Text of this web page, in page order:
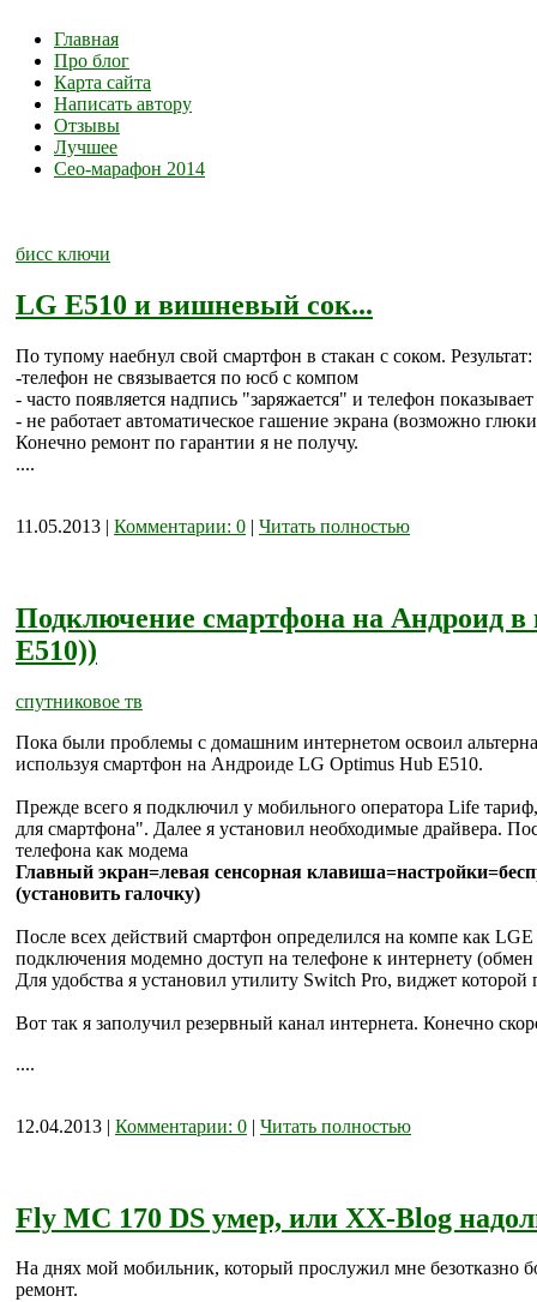
Главная
Про блог
Карта сайта
Написать автору
Отзывы
Лучшее
Сео-марафон 2014
бисс ключи
LG E510 и вишневый сок...
По тупому наебнул свой смартфон в стакан с соком. Результат:
-телефон не связывается по юсб с компом
- часто появляется надпись "заряжается" и телефон показывает
- не работает автоматическое гашение экрана (возможно
Конечно ремонт по гарантии я не получу.
....
11.05.2013 | Комментарии: 0 | Читать полностью
Подключение смартфона на Андроид
E510))
спутниковое тв
Пока были проблемы с домашним интернетом освоил
используя смартфон на Андроиде LG Optimus Hub E510.
Прежде всего я подключил у мобильного оператора Life
для смартфона". Далее я установил необходимые драйвера.
телефона как модема
Главный экран=левая сенсорная
(установить галочку)
После всех действий смартфон определился на компе как
подключения модемно доступ на телефоне к интернету
Для удобства я установил утилиту Switch Pro, виджет
Вот так я заполучил резервный канал интернета. Конечно
....
12.04.2013 | Комментарии: 0 | Читать полностью
Fly MC 170 DS умер, или XX-Blog
На днях мой мобильник, который прослужил мне безотказно
ремонт.